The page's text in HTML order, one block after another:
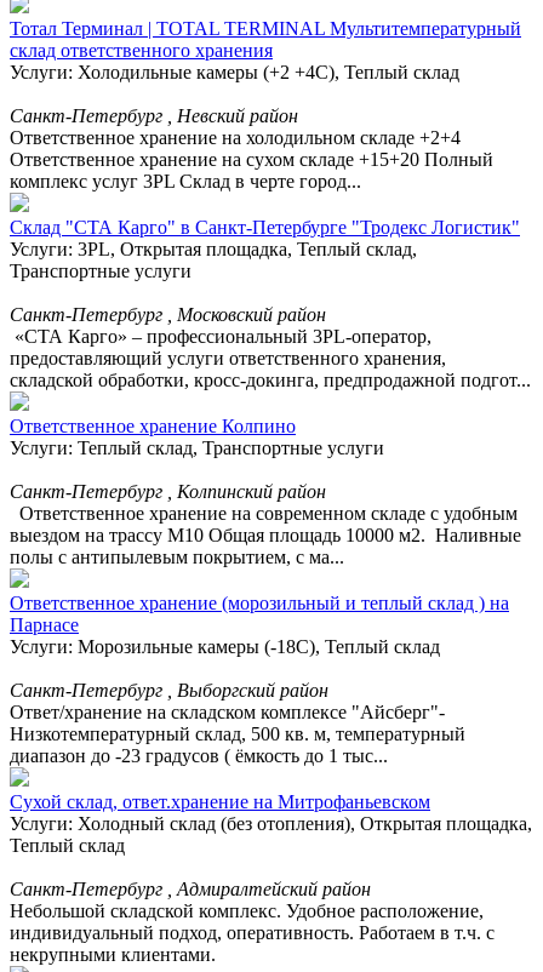
Тотал Терминал | TOTAL TERMINAL Мультитемпературный
склад ответственного хранения
Услуги: Холодильные камеры (+2 +4С), Теплый склад
Санкт-Петербург , Невский район
Ответственное хранение на холодильном складе +2+4
Ответственное хранение на сухом складе +15+20 Полный
комплекс услуг 3PL Склад в черте город...
Склад "СТА Карго" в Санкт-Петербурге "Тродекс Логистик"
Услуги: 3PL, Открытая площадка, Теплый склад,
Транспортные услуги
Санкт-Петербург , Московский район
«СТА Карго» – профессиональный 3PL-оператор,
предоставляющий услуги ответственного хранения,
складской обработки, кросс-докинга, предпродажной подгот...
Ответственное хранение Колпино
Услуги: Теплый склад, Транспортные услуги
Санкт-Петербург , Колпинский район
Ответственное хранение на современном складе с удобным
выездом на трассу М10 Общая площадь 10000 м2. Наливные
полы с антипылевым покрытием, с ма...
Ответственное хранение (морозильный и теплый склад ) на
Парнасе
Услуги: Морозильные камеры (-18С), Теплый склад
Санкт-Петербург , Выборгский район
Ответ/хранение на складском комплексе "Айсберг"-
Низкотемпературный склад, 500 кв. м, температурный
диапазон до -23 градусов ( ёмкость до 1 тыс...
Сухой склад, ответ.хранение на Митрофаньевском
Услуги: Холодный склад (без отопления), Открытая площадка,
Теплый склад
Санкт-Петербург , Адмиралтейский район
Небольшой складской комплекс. Удобное расположение,
индивидуальный подход, оперативность. Работаем в т.ч. с
некрупными клиентами.